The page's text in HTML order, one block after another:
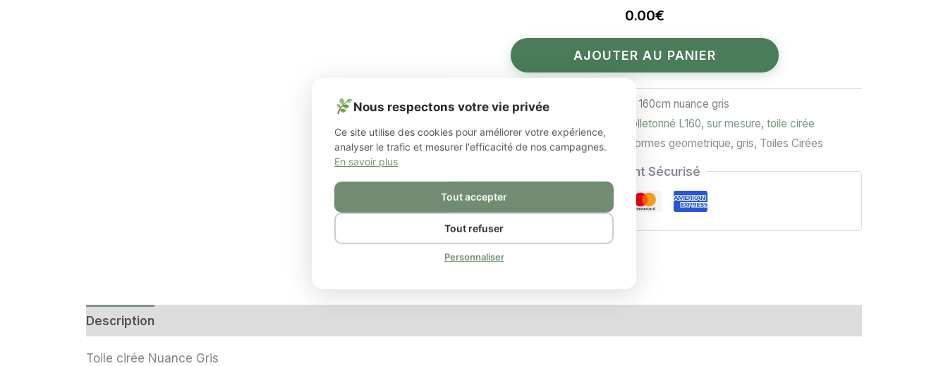
ROSE
0.00€
AJOUTER AU PANIER
UGS : toile cirée coton molletonnée largeur 160cm nuance gris
Gamme molletonné L160, sur mesure, toile cirée
Étiquettes :160,blanc,coton molletonné formes geometrique, gris, Toiles Cirées
Paiement Sécurisé
Description
Toile cirée Nuance Gris
Nous respectons votre vie privée
Ce site utilise des cookies pour améliorer votre expérience,
analyser le trafic et mesurer l'efficacité de nos campagnes.
En savoir plus
Tout accepter
Tout refuser
Personnaliser